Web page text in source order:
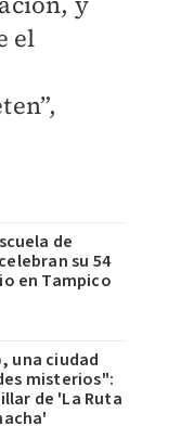
el
de
su 54
en Tampico
una ciudad
misterios":
de 'La Ruta